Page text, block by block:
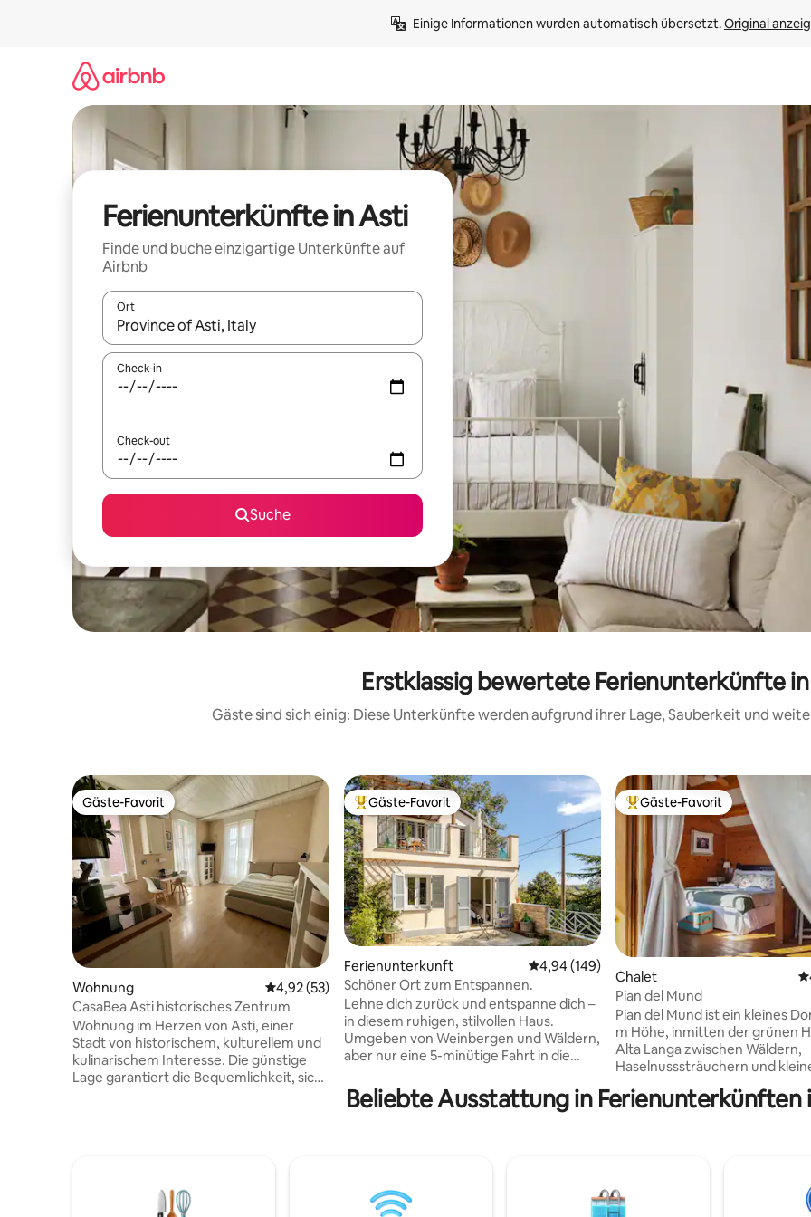
Einige Informationen wurden automatisch übersetzt. Original
Ferienunterkünfte in Asti
Finde und buche einzigartige Unterkünfte auf
Airbnb
Ort
Wenn Ergebnisse verfügbar sind, navigiere mit den Pfeiltasten nach oben und unten oder erkunde die Ergebnisse
Check-in
Check-out
Suche
Erstklassig bewertete Ferienunterkünfte
Gäste sind sich einig: Diese Unterkünfte werden aufgrund ihrer Lage, Sauberkeit und
Gäste-Favorit
Gäste-Favorit
Wohnung Durchschnittliche Bewertung: 4,92 von 5, 53 Bewertungen
4,92 (53)
CasaBea Asti historisches Zentrum
Wohnung im Herzen von Asti, einer
Stadt von historischem, kulturellem und
kulinarischem Interesse. Die günstige
Lage garantiert die Bequemlichkeit, sich
Stock eines historischen Gebäudes.
Beliebter Gäste-Favorit.
Gäste-Favorit
Ferienunterkunft Durchschnittliche Bewertung: 4,94 von 5,
4,94 (149)
Schöner Ort zum Entspannen.
Lehne dich zurück und entspanne dich –
in diesem ruhigen, stilvollen Haus.
Umgeben von Weinbergen und Wäldern,
aber nur eine 5-minütige Fahrt in die
die Hügel von Roero, Langhe &
Monferrato erkunden, die Natur
und Alba entfernt, wo die berühmte
internationale Trüffelmesse stattfindet.
Beliebter Gäste-Favorit.
Gäste-Favorit
Chalet
Pian del Mund
Pian del Mund ist ein kleines
m Höhe, inmitten der grünen
Alta Langa zwischen Wäldern,
Haselnusssträuchern und
der Monviso dominiert. Von hier aus
den Seiten des Bauernhofes
von dem aus Sie einen schönen
Beliebte Ausstattung in Ferienunterkünften